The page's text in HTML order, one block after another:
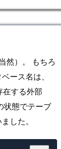
然）。 もちろ
ース名は、
する外部
状態でテーブ
した。